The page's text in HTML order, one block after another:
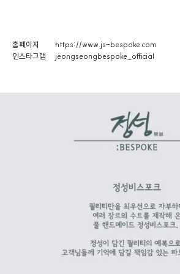
홈페이지
https://www.js-bespoke.com
인스타그램
jeongseongbespoke_official